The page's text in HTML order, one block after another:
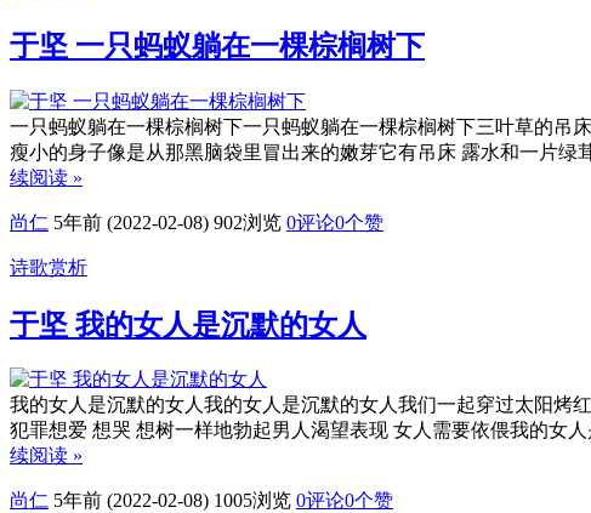
于坚 一只蚂蚁躺在一棵棕榈树下
一只蚂蚁躺在一棵棕榈树下一只蚂蚁躺在一棵棕榈树下三叶草的吊
瘦小的身子像是从那黑脑袋里冒出来的嫩芽它有吊床 露水和一片
续阅读 »
尚仁 5年前 (2022-02-08) 902浏览 0评论0个赞
诗歌赏析
于坚 我的女人是沉默的女人
我的女人是沉默的女人我的女人是沉默的女人我们一起穿过太阳烤
犯罪想爱 想哭 想树一样地勃起男人渴望表现 女人需要依偎我的
续阅读 »
尚仁 5年前 (2022-02-08) 1005浏览 0评论0个赞